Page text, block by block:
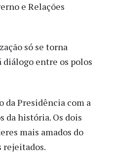
e Relações
só se torna
diálogo entre os polos
da Presidência com a
da história. Os dois
mais amados do
rejeitados.